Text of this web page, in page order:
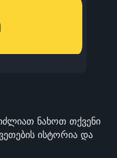
ნახოთ თქვენი
ისტორია და